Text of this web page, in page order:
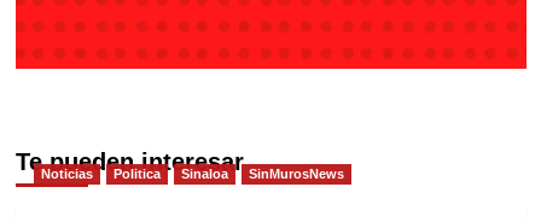
Te pueden interesar
Noticias Politica Sinaloa SinMurosNews